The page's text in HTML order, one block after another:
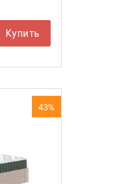
Купить
43%